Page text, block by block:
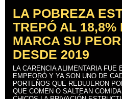
LA POBREZA
TREPÓ AL 18,8%
MARCA SU
DESDE 2019
LA CARENCIA ALIMENTARIA FUE
EMPEORÓ Y YA SON UNO DE
PORTEÑOS QUE REDUJERON
QUE COMEN O SALTEAN